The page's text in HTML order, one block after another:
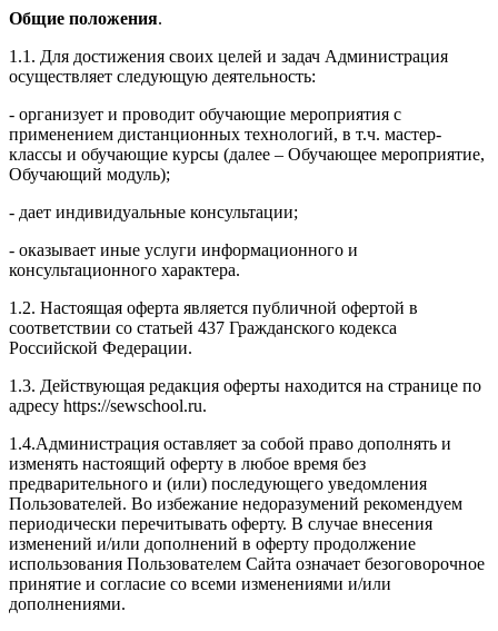
Общие положения.
1.1. Для достижения своих целей и задач Администрация
осуществляет следующую деятельность:
- организует и проводит обучающие мероприятия с
применением дистанционных технологий, в т.ч. мастер-
классы и обучающие курсы (далее – Обучающее мероприятие,
Обучающий модуль);
- дает индивидуальные консультации;
- оказывает иные услуги информационного и
консультационного характера.
1.2. Настоящая оферта является публичной офертой в
соответствии со статьей 437 Гражданского кодекса
Российской Федерации.
1.3. Действующая редакция оферты находится на странице по
адресу https://sewschool.ru.
1.4.Администрация оставляет за собой право дополнять и
изменять настоящий оферту в любое время без
предварительного и (или) последующего уведомления
Пользователей. Во избежание недоразумений рекомендуем
периодически перечитывать оферту. В случае внесения
изменений и/или дополнений в оферту продолжение
использования Пользователем Сайта означает безоговорочное
принятие и согласие со всеми изменениями и/или
дополнениями.